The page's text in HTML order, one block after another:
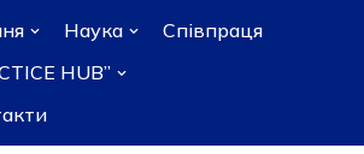
Наука
Співпраця
HUB”